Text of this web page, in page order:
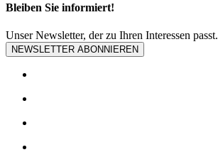
Bleiben Sie informiert!
Unser Newsletter, der zu Ihren Interessen passt.
NEWSLETTER ABONNIEREN